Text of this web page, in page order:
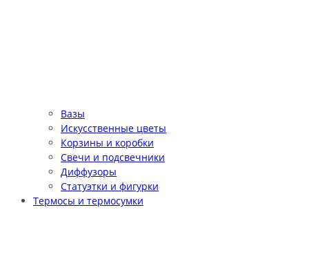
Вазы
Искусственные цветы
Корзины и коробки
Свечи и подсвечники
Диффузоры
Статуэтки и фигурки
Термосы и термосумки